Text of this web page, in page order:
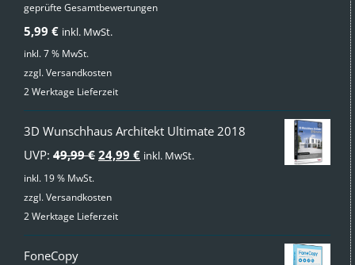
Bewertet
von 5
geprüfte Gesamtbewertungen
5,99 € inkl. MwSt.
inkl. 7 % MwSt.
zzgl.Versandkosten
2 Werktage Lieferzeit
3D Wunschhaus Architekt Ultimate 2018
UVP: 49,99€ Ursprünglicher
war:
24,99 €Aktueller
inkl. MwSt.
inkl. 19 % MwSt.
zzgl.Versandkosten
2 Werktage Lieferzeit
FoneCopy